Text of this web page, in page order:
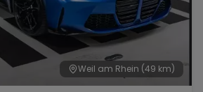
Weil am Rhein (49 km)